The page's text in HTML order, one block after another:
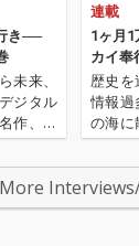
き──
未来、
ジタル
作、こ
とめる
〉が今
を治め
〉と
連載
1ヶ月
カイ奉
歴史を
情報過
の海に
の名作
仕事
日も
る…!'''